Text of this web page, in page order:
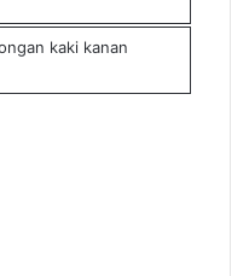
kaki kanan